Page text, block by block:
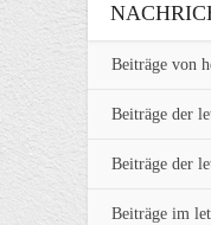
Beiträge von
Beiträge der
Beiträge der
Beiträge im